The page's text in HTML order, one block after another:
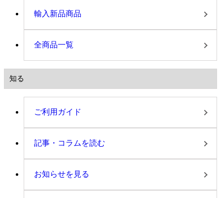
輸入新品商品
全商品一覧
知る
ご利用ガイド
記事・コラムを読む
お知らせを見る